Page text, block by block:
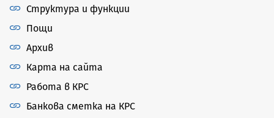
Структура и функции
Пощи
Архив
Карта на сайта
Работа в КРС
Банкова сметка на КРС